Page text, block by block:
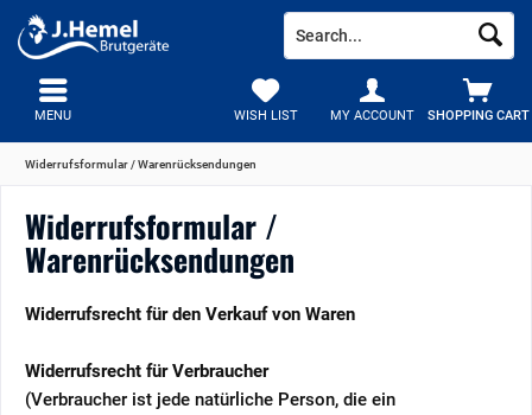
SHOPPING CART
WISH LIST MY ACCOUNT
MENU
Widerrufsformular / Warenrücksendungen
Widerrufsformular /
Warenrücksendungen
Widerrufsrecht für den Verkauf von Waren
Widerrufsrecht für Verbraucher
(Verbraucher ist jede natürliche Person, die ein